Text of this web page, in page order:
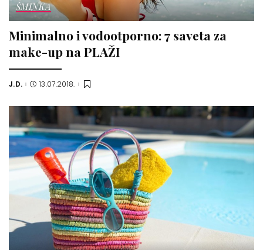
ŠMINKA
Minimalno i vodootporno: 7 saveta za
make-up na PLAŽI
Posted
J.D. 13.07.2018.